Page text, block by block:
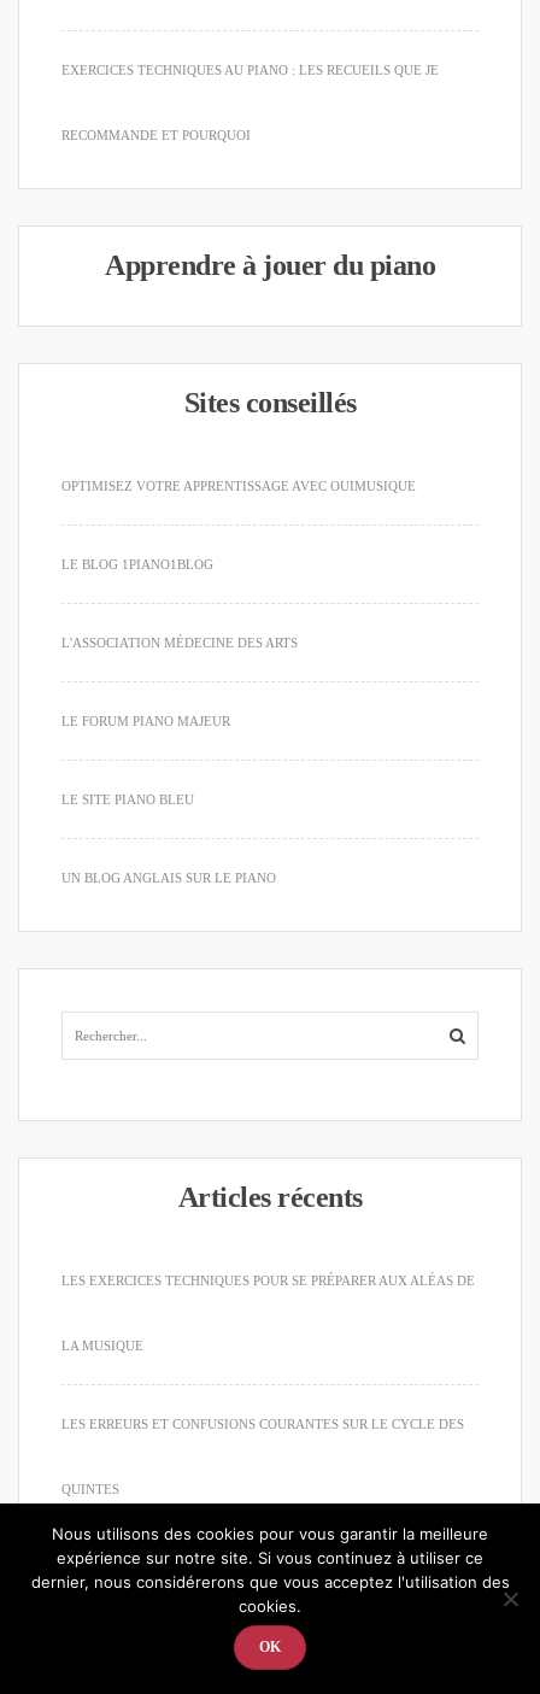
EXERCICES TECHNIQUES AU PIANO : LES RECUEILS QUE JE
RECOMMANDE ET POURQUOI
Apprendre à jouer du piano
Sites conseillés
OPTIMISEZ VOTRE APPRENTISSAGE AVEC OUIMUSIQUE
LE BLOG 1PIANO1BLOG
L'ASSOCIATION MÉDECINE DES ARTS
LE FORUM PIANO MAJEUR
LE SITE PIANO BLEU
UN BLOG ANGLAIS SUR LE PIANO
Articles récents
LES EXERCICES TECHNIQUES POUR SE PRÉPARER AUX ALÉAS DE
LA MUSIQUE
LES ERREURS ET CONFUSIONS COURANTES SUR LE CYCLE DES
QUINTES
LE CYCLE DES QUINTES : OUTIL INDISPENSABLE POUR LES
Nous utilisons des cookies pour vous garantir la meilleure
expérience sur notre site. Si vous continuez à utiliser ce
dernier, nous considérerons que vous acceptez l'utilisation des
cookies.
OK